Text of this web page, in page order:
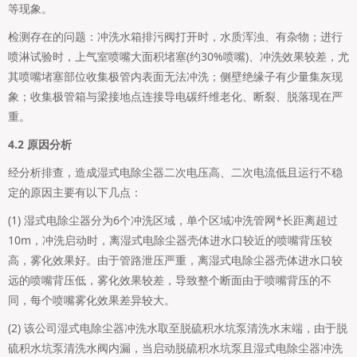
等现象。
检测存在的问题：冲洗水箱排污阀打开时，水质浑浊、有杂物；进行
喷淋试验时，上气室喷嘴大面积堵塞(约30%喷嘴)、冲洗效果较差，尤
其喷嘴堵塞部位收集极管内表面无法冲洗；侧壁绝缘子有少量集灰现
象；收集极管箱与梁接地点连接导电碳纤维老化、断裂、脱落现在严
重。
4.2 原因分析
经分析排查，造成湿式电除尘器二次电压高、二次电流低且运行不稳
定的原因主要有以下几点：
(1) 湿式电除尘器分为6个冲洗区域，单个区域冲洗管网*长距离超过
10m，冲洗启动时，离湿式电除尘器壳体进水口较近的喷嘴背压较
高，雾化效果好。由于管路泄压严重，离湿式电除尘器壳体进水口较
远的喷嘴背压低，雾化效果较差，导致整个断面由于喷嘴背压的不
同，每个喷嘴雾化效果差异较大。
(2) 该公司湿式电除尘器冲洗水取至脱硫积水坑泵清洗水末端，由于脱
硫积水坑泵清洗水阀内漏，当启动脱硫积水坑泵且湿式电除尘器冲洗